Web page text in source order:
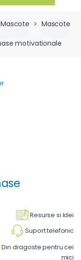
Mascote
motivationale
Resurse si Idei
Suport telefonic
Din dragoste pentru cei
mici